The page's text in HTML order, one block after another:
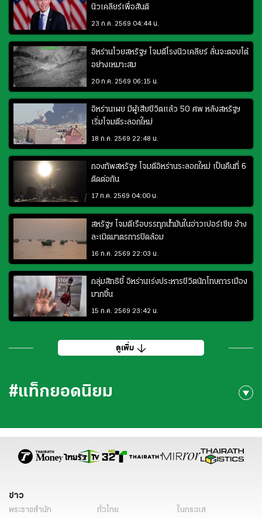
นิวเคลียร์เพื่อสันติ
23 ก.ค. 2569 04:44 น.
อิหร่านโวยสหรัฐฯ โจมตีโรงนิวเคลียร์ ลั่นจะตอบโต้
อย่างเหมาะสม
20 ก.ค. 2569 06:15 น.
อิหร่านเผย มีผู้เสียชีวิตแล้ว 50 ศพ หลังสหรัฐฯ
เริ่มโจมตีระลอกใหม่
18 ก.ค. 2569 22:48 น.
กองทัพสหรัฐฯ โจมตีอิหร่านระลอกใหม่ เป็นคืนที่ 6
ติดต่อกัน
17 ก.ค. 2569 04:00 น.
สหรัฐฯ โจมตีเรือบรรทุกน้ำมันในอ่าวเปอร์เซีย อ้าง
ละเมิดมาตรการปิดล้อม
16 ก.ค. 2569 22:03 น.
กลุ่มสิทธิชี้ อิหร่านเร่งประหารชีวิตนักโทษการเมือง
มากขึ้น
15 ก.ค. 2569 23:42 น.
ดูเพิ่ม
#แท็กยอดนิยม
ข่าว
พระราชสำนัก ทั่วไทย
ในกระแส